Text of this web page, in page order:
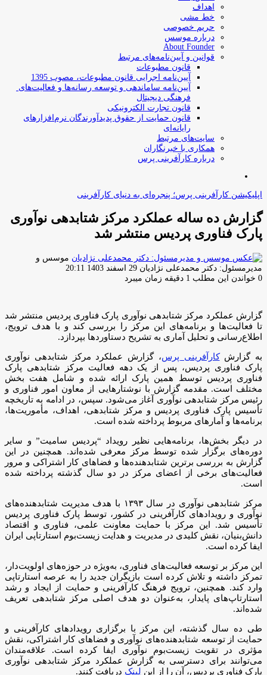
اهداف
خط مشی
حریم خصوصی
درباره موسس
About Founder
قوانین و آیین‌نامه‌های مرتبط
‌قانون مطبوعات
آیین‌نامه اجرایی قانون مطبوعات، مصوب 1395
آیین‌نامه سامان­دهی و توسعه رسانه­‌ها و فعالیت‌­های
فرهنگی دیجیتال
قانون تجارت الکترونیکی
قانون حمایت از حقوق پدیدآورندگان نرم‌افزارهای
رایانه‌ای
سایت‌های مرتبط
همکاری با خبرنگاران
درباره کارآفرینی پرس
اپلیکیشن کارآفرینی پرس؛ پنجره‌ای به دنیای کارآفرینی
گزارش ده ساله عملکرد مرکز شتابدهی نوآوری
پارک فناوری پردیس منتشر شد
موسس و
مدیرمسئول: دکتر محمدعلی نژادیان ارسال
ایمیل
29 اسفند 1403 20:11
0 خواندن این مطلب 1 دقیقه زمان میبرد
گزارش عملکرد مرکز شتابدهی نوآوری پارک فناوری پردیس منتشر شد
تا فعالیت‌ها و برنامه‌های این مرکز را بررسی کند و با هدف ترویج،
اطلاع‌رسانی و تحلیل آماری به تشریح دستاوردها بپردازد.
به گزارشکارآفرینی پرس، گزارش عملکرد مرکز شتابدهی نوآوری
پارک فناوری پردیس، پس از یک دهه فعالیت مرکز شتابدهی پارک
فناوری پردیس توسط همین پارک ارائه شده و شامل هفت بخش
مختلف است. مقدمه گزارش با نوشتارهایی از معاون امور فناوری و
رئیس مرکز شتابدهی نوآوری آغاز می‌شود. سپس، در ادامه به تاریخچه
تأسیس پارک فناوری پردیس و مرکز شتابدهی، اهداف، مأموریت‌ها،
برنامه‌ها و آمارهای مربوط پرداخته شده است.
در دیگر بخش‌ها، برنامه‌هایی نظیر رویداد “پردیس سامیت” و سایر
دوره‌های برگزار شده توسط مرکز معرفی شده‌اند. همچنین در این
گزارش به بررسی برترین شتابدهنده‌ها و فضاهای کار اشتراکی و مرور
فعالیت‌های برخی از اعضای مرکز در دو سال گذشته پرداخته شده
است.
مرکز شتابدهی نوآوری در سال ۱۳۹۳ با هدف مدیریت شتابدهنده‌های
نوآوری و رویدادهای کارآفرینی در کشور، توسط پارک فناوری پردیس
تأسیس شد. این مرکز با حمایت معاونت علمی، فناوری و اقتصاد
دانش‌بنیان، نقش کلیدی در مدیریت و هدایت زیست‌بوم استارتاپی ایران
ایفا کرده است.
این مرکز بر توسعه فعالیت‌های فناوری، به‌ویژه در حوزه‌های اولویت‌دار،
تمرکز داشته و تلاش کرده است بازیگران جدید را به عرصه استارتاپی
وارد کند. همچنین، ترویج فرهنگ کارآفرینی و حمایت از ایجاد و رشد
استارتاپ‌های پایدار، به‌عنوان دو هدف اصلی مرکز شتابدهی تعریف
شده‌اند.
طی ده سال گذشته، این مرکز با برگزاری رویدادهای کارآفرینی و
حمایت از توسعه شتابدهنده‌های نوآوری و فضاهای کار اشتراکی، نقش
مؤثری در تقویت زیست‌بوم نوآوری ایفا کرده است. علاقه‌مندان
می‌توانند برای دسترسی به گزارش عملکرد مرکز شتابدهی نوآوری
پارک فناوری پردیس، آن را از این لینک دریافت کنند.